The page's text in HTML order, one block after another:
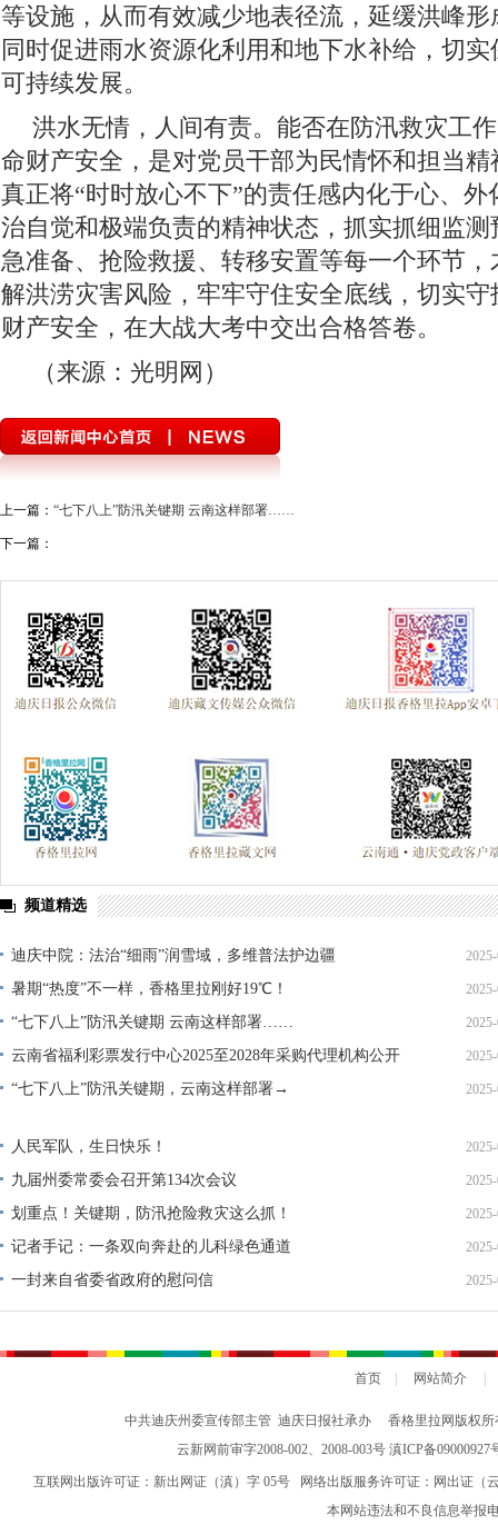
等设施，从而有效减少地表径流，延缓洪峰
同时促进雨水资源化利用和地下水补给，切
可持续发展。
洪水无情，人间有责。能否在防汛救灾工
命财产安全，是对党员干部为民情怀和担当
真正将“时时放心不下”的责任感内化于心、
治自觉和极端负责的精神状态，抓实抓细监
急准备、抢险救援、转移安置等每一个环节
解洪涝灾害风险，牢牢守住安全底线，切实
财产安全，在大战大考中交出合格答卷。
（来源：光明网）
上一篇： “七下八上”防汛关键期 云南这样部署……
下一篇：
频道精选
迪庆中院：法治“细雨”润雪域，多维普法护边疆
暑期“热度”不一样，香格里拉刚好19℃！
“七下八上”防汛关键期 云南这样部署……
云南省福利彩票发行中心2025至2028年采购代理机构公开
比选终止公告
“七下八上”防汛关键期，云南这样部署→
人民军队，生日快乐！
九届州委常委会召开第134次会议
划重点！关键期，防汛抢险救灾这么抓！
记者手记：一条双向奔赴的儿科绿色通道
一封来自省委省政府的慰问信